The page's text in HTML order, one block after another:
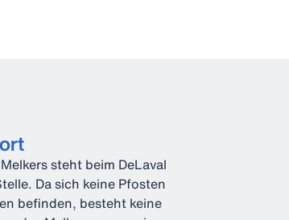
steht beim DeLaval
Da sich keine Pfosten
befinden, besteht keine